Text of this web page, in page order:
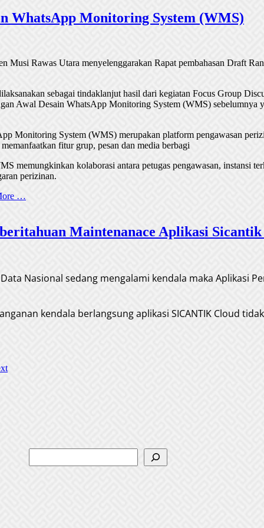
WhatsApp Monitoring System (WMS)
Musi Rawas Utara menyelenggarakan Rapat pembahasan Draft
sebagai tindaklanjut hasil dari kegiatan Focus Group
Awal Desain WhatsApp Monitoring System (WMS)
Monitoring System (WMS) merupakan platform pengawasan
fitur grup, pesan dan media berbagi
memungkinkan kolaborasi antara petugas pengawasan, instansi
perizinan.
…
Maintenanace Aplikasi
Nasional sedang mengalami kendala maka Aplikasi
kendala berlangsung aplikasi SICANTIK Cloud